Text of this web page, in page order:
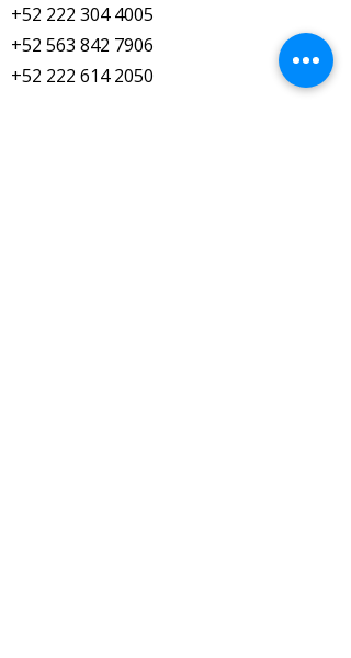
+52 222 304 4005
+52 563 842 7906
+52 222 614 2050